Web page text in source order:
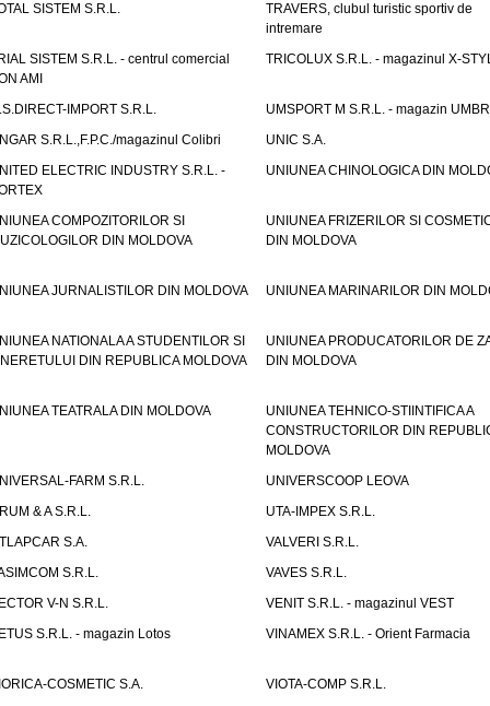
SISTEM S.R.L.
TRAVERS, clubul turistic sportiv de
intremare
SISTEM S.R.L. - centrul comercial
AMI
TRICOLUX S.R.L. - magazinul X-
IMPORT S.R.L.
UMSPORT M S.R.L. - magazin
S.R.L.,F.P.C./magazinul Colibri
UNIC S.A.
ELECTRIC INDUSTRY S.R.L. -
UNIUNEA CHINOLOGICA DIN
COMPOZITORILOR SI
DIN MOLDOVA
UNIUNEA FRIZERILOR SI
DIN MOLDOVA
JURNALISTILOR DIN MOLDOVA UNIUNEA MARINARILOR DIN
NATIONALA A STUDENTILOR SI
DIN REPUBLICA MOLDOVA
UNIUNEA PRODUCATORILOR DE
DIN MOLDOVA
TEATRALA DIN MOLDOVA
UNIUNEA TEHNICO-STIINTIFICA A
CONSTRUCTORILOR DIN
MOLDOVA
FARM S.R.L.
UNIVERSCOOP LEOVA
& A S.R.L.
UTA-IMPEX S.R.L.
S.A.
VALVERI S.R.L.
S.R.L.
VAVES S.R.L.
V-N S.R.L.
VENIT S.R.L. - magazinul VEST
S.R.L. - magazin Lotos
VINAMEX S.R.L. - Orient Farmacia
COSMETIC S.A.
VIOTA-COMP S.R.L.